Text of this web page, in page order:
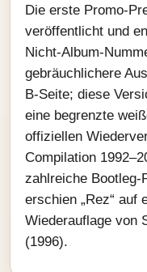
Die erste
veröffentlicht und
gebräuchlichere
B‑Seite; diese
eine begrenzte
offiziellen
Compilation
zahlreiche
erschien „Rez“ auf
Wiederauflage von
(1996).